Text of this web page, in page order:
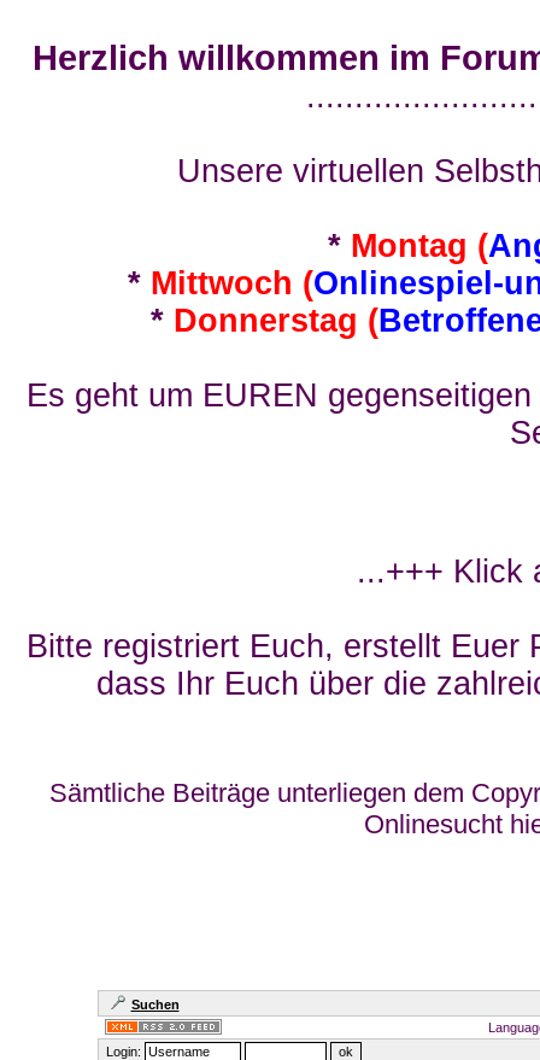
Herzlich willkommen im
Unsere virtuellen
* Montag (
* Mittwoch (Onlinespiel-
* Donnerstag (
Es geht um EUREN
...+++ Klick
Bitte registriert Euch, erstellt Euer
dass Ihr Euch über die
Sämtliche Beiträge unterliegen dem
Onlinesucht
Suchen
Login: